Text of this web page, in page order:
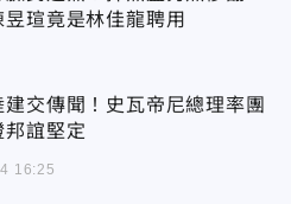
瑄竟是林佳龍聘用
建交傳聞！史瓦帝尼總理率團
邦誼堅定
16:25